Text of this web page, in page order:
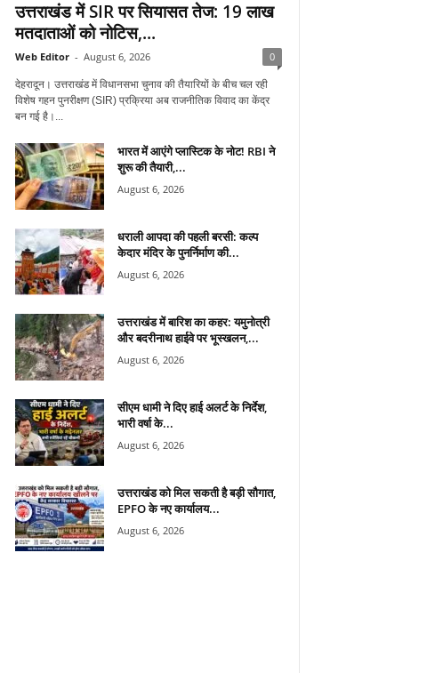
उत्तराखंड में SIR पर सियासत तेज: 19 लाख
मतदाताओं को नोटिस,...
Web Editor - August 6, 2026 0
देहरादून। उत्तराखंड में विधानसभा चुनाव की तैयारियों के बीच चल रही
विशेष गहन पुनरीक्षण (SIR) प्रक्रिया अब राजनीतिक विवाद का केंद्र
बन गई है।...
भारत में आएंगे प्लास्टिक के नोट! RBI ने
शुरू की तैयारी,...
August 6, 2026
धराली आपदा की पहली बरसी: कल्प
केदार मंदिर के पुनर्निर्माण की...
August 6, 2026
उत्तराखंड में बारिश का कहर: यमुनोत्री
और बदरीनाथ हाईवे पर भूस्खलन,...
August 6, 2026
सीएम धामी ने दिए हाई अलर्ट के निर्देश,
भारी वर्षा के...
August 6, 2026
उत्तराखंड को मिल सकती है बड़ी सौगात,
EPFO के नए कार्यालय...
August 6, 2026